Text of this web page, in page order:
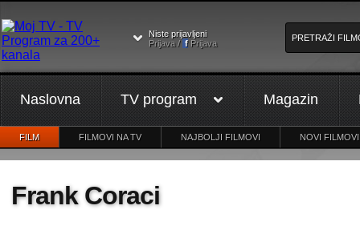
Niste prijavljeni
Prijava / fPrijava
Naslovna TV program Magazin
FILM FILMOVI NA TV NAJBOLJI FILMOVI NOVI FILMOVI
Frank Coraci